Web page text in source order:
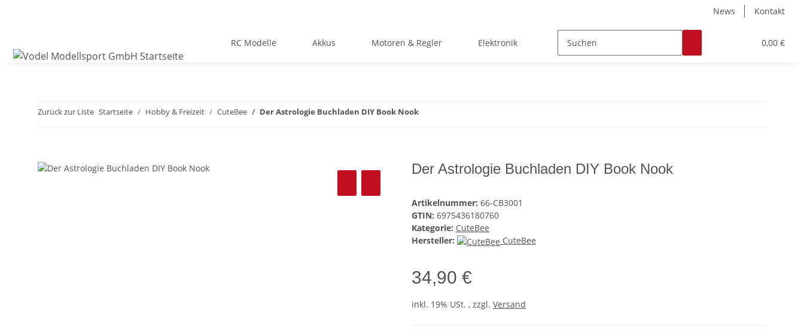
News Kontakt
0,00 €
RC Modelle Akkus Motoren & Regler Elektronik Zubehör Werkstoffe
Zurück zur Liste Startseite Hobby & Freizeit CuteBee Der Astrologie Buchladen DIY Book Nook
Der Astrologie Buchladen DIY Book Nook
Artikelnummer: 66-CB3001
GTIN: 6975436180760
Kategorie: CuteBee
Hersteller:
CuteBee
34,90 €
inkl. 19% USt. , zzgl. Versand